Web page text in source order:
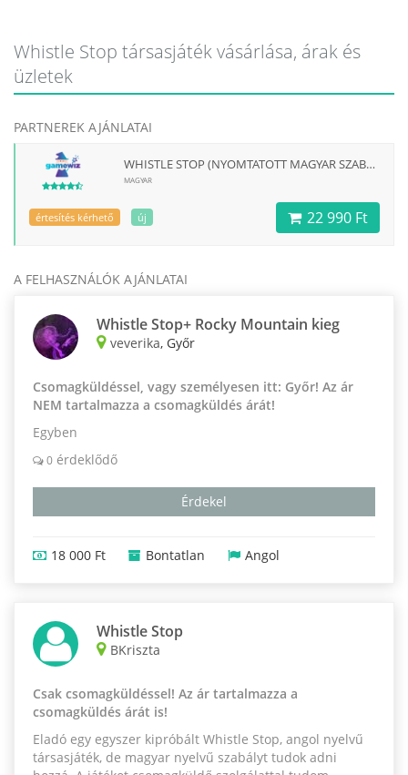
Whistle Stop társasjáték vásárlása, árak és
üzletek
PARTNEREK AJÁNLATAI
WHISTLE STOP (NYOMTATOTT MAGYAR SZABÁLLYAL) TÁRSASJÁTÉK
MAGYAR
értesítés kérhető új 22 990 Ft
A FELHASZNÁLÓK AJÁNLATAI
Whistle Stop+ Rocky Mountain kieg
veverika, Győr
Csomagküldéssel, vagy személyesen itt: Győr! Az ár
NEM tartalmazza a csomagküldés árát!
Egyben
0 érdeklődő
Érdekel
18 000 Ft Bontatlan Angol
Whistle Stop
BKriszta
Csak csomagküldéssel! Az ár tartalmazza a
csomagküldés árát is!
Eladó egy egyszer kipróbált Whistle Stop, angol nyelvű
társasjáték, de magyar nyelvű szabályt tudok adni